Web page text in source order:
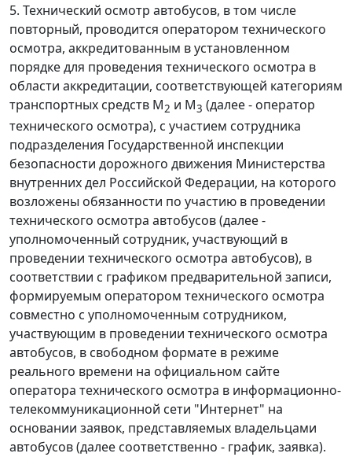
5. Технический осмотр автобусов, в том числе
повторный, проводится оператором технического
осмотра, аккредитованным в установленном
порядке для проведения технического осмотра в
области аккредитации, соответствующей категориям
транспортных средств М2 и М3 (далее - оператор
технического осмотра), с участием сотрудника
подразделения Государственной инспекции
безопасности дорожного движения Министерства
внутренних дел Российской Федерации, на которого
возложены обязанности по участию в проведении
технического осмотра автобусов (далее -
уполномоченный сотрудник, участвующий в
проведении технического осмотра автобусов), в
соответствии с графиком предварительной записи,
формируемым оператором технического осмотра
совместно с уполномоченным сотрудником,
участвующим в проведении технического осмотра
автобусов, в свободном формате в режиме
реального времени на официальном сайте
оператора технического осмотра в информационно-
телекоммуникационной сети "Интернет" на
основании заявок, представляемых владельцами
автобусов (далее соответственно - график, заявка).